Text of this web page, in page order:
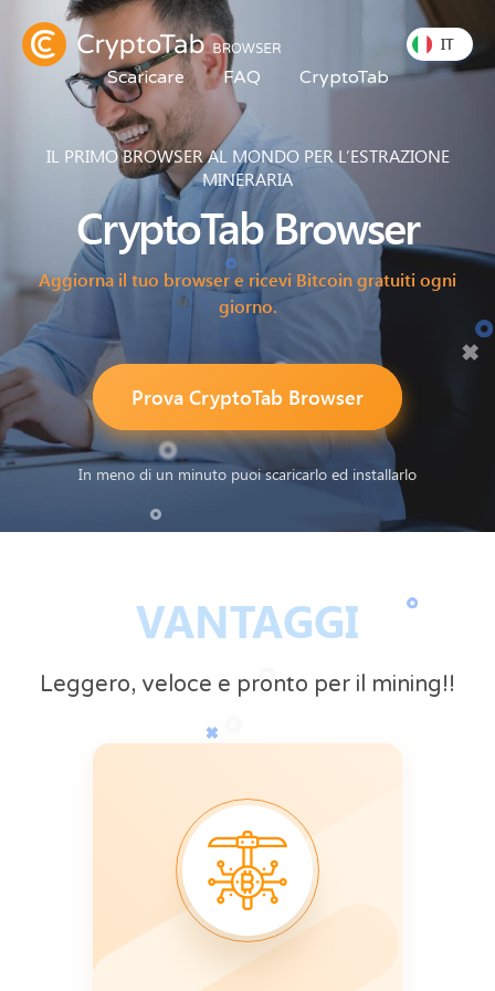
IT
Scaricare FAQ CryptoTab
IL PRIMO BROWSER AL MONDO PER L’ESTRAZIONE
MINERARIA
CryptoTabBrowser
Aggiorna il tuo browser e ricevi Bitcoin gratuiti ogni
giorno.
Prova CryptoTab Browser
In meno di un minuto puoi scaricarlo ed installarlo
VANTAGGI
Leggero, veloce e pronto per il mining!!